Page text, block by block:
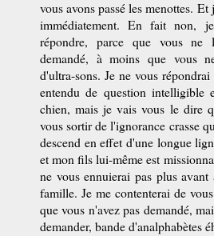
vous avons passé les menottes.
immédiatement. En fait non,
répondre, parce que vous ne
demandé, à moins que vous
d'ultra-sons. Je ne vous
entendu de question intelligible
chien, mais je vais vous le dire
vous sortir de l'ignorance crasse
descend en effet d'une longue
et mon fils lui-même est
ne vous ennuierai pas plus avant
famille. Je me contenterai de
que vous n'avez pas demandé,
demander, bande d'analphabètes